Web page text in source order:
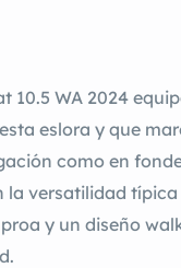
10.5 WA 2024
eslora y que
como en
la versatilidad
y un diseño